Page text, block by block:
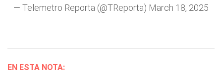
— Telemetro Reporta (@TReporta) March 18, 2025
EN ESTA NOTA: